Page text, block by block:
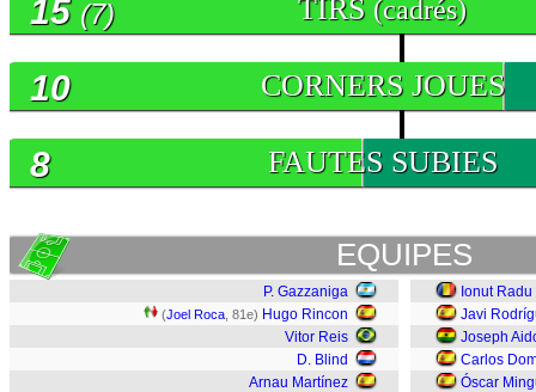
TIRS (cadrés)
15 (7)
CORNERS JOUES
10
FAUTES SUBIES
8
EQUIPES
P. Gazzaniga
(Joel Roca , 81e) Hugo Rincon
Vitor Reis
D. Blind
Arnau Martínez
Ionut Radu
Javi
Joseph
Carlos
Óscar